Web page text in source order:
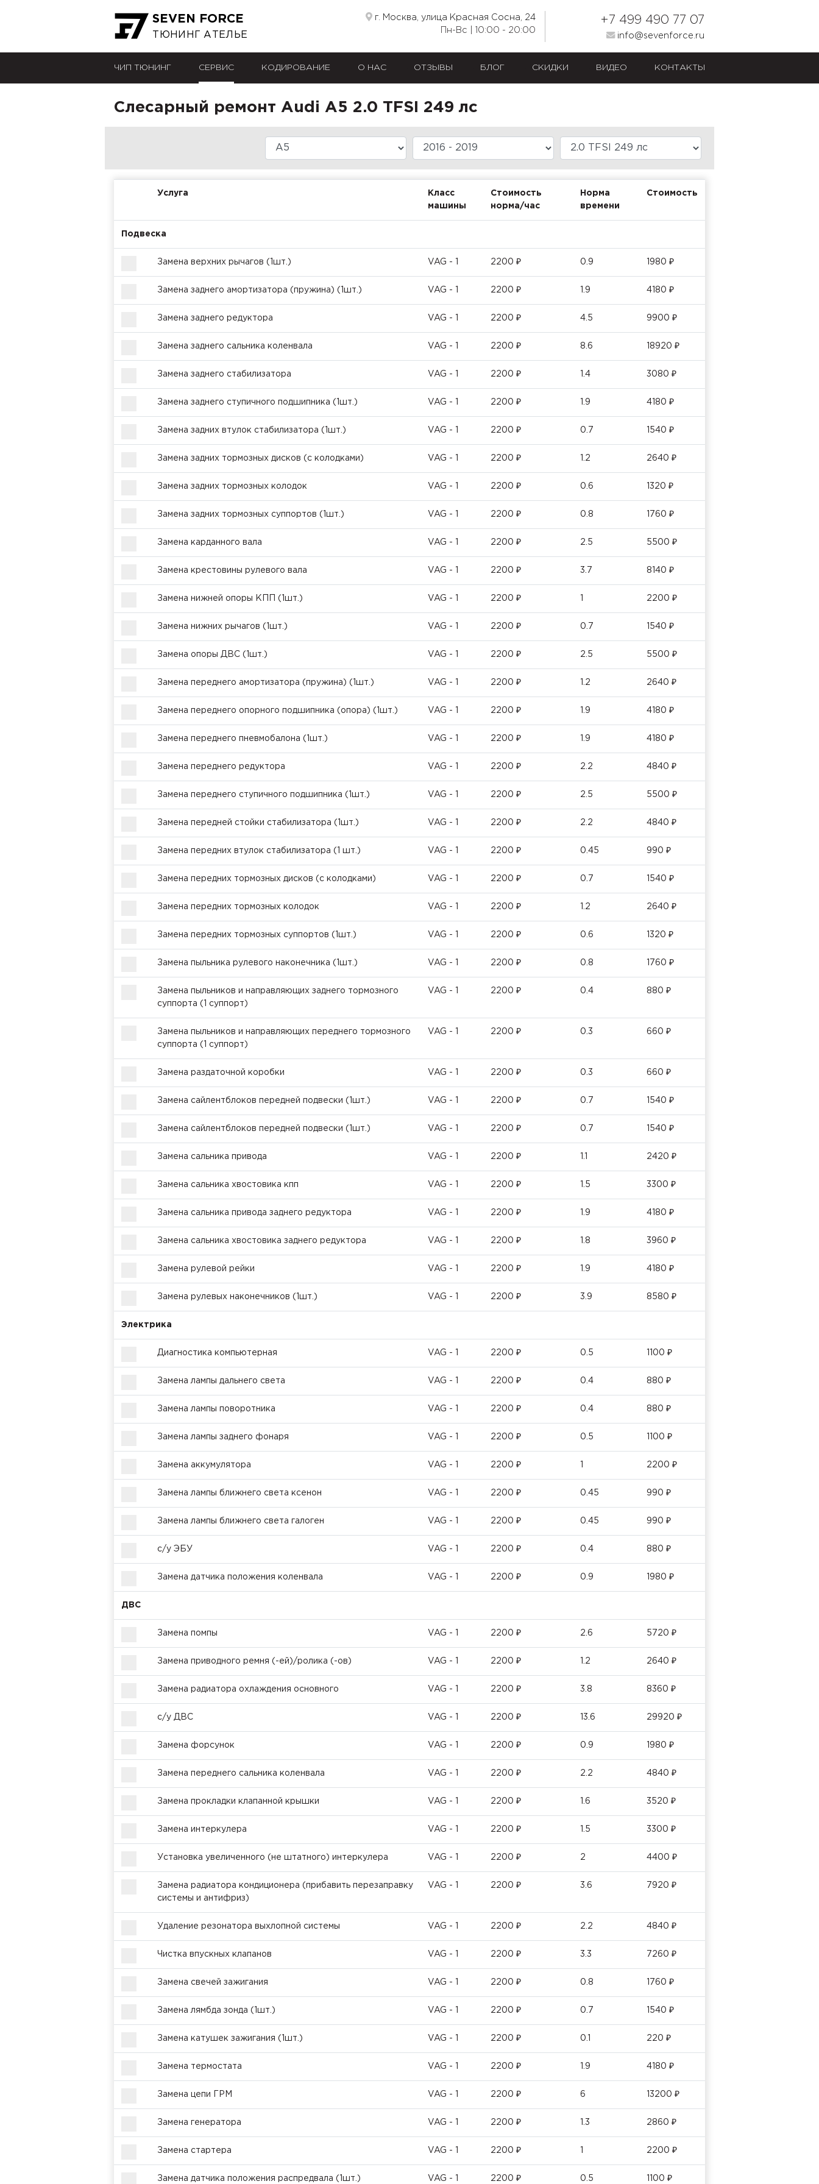
SEVEN FORCE
ТЮНИНГ АТЕЛЬЕ
г. Москва, улица Красная Сосна, 24
Пн-Вс | 10:00 - 20:00
+7 499 490 77 07
info@sevenforce.ru
ЧИП ТЮНИНГ СЕРВИС КОДИРОВАНИЕ О НАС ОТЗЫВЫ БЛОГ СКИДКИ ВИДЕО КОНТАКТЫ
Слесарный ремонт Audi A5 2.0 TFSI 249 лс
Услуга
Класс
машины
Стоимость
норма/час
Норма
времени
Стоимость
Подвеска
Замена верхних рычагов (1шт.) VAG - 1 2200 ₽ 0.9 1980 ₽
Замена заднего амортизатора (пружина) (1шт.) VAG - 1 2200 ₽ 1.9 4180 ₽
Замена заднего редуктора VAG - 1 2200 ₽ 4.5 9900 ₽
Замена заднего сальника коленвала VAG - 1 2200 ₽ 8.6 18920 ₽
Замена заднего стабилизатора VAG - 1 2200 ₽ 1.4 3080 ₽
Замена заднего ступичного подшипника (1шт.) VAG - 1 2200 ₽ 1.9 4180 ₽
Замена задних втулок стабилизатора (1шт.) VAG - 1 2200 ₽ 0.7 1540 ₽
Замена задних тормозных дисков (с колодками) VAG - 1 2200 ₽ 1.2 2640 ₽
Замена задних тормозных колодок VAG - 1 2200 ₽ 0.6 1320 ₽
Замена задних тормозных суппортов (1шт.) VAG - 1 2200 ₽ 0.8 1760 ₽
Замена карданного вала VAG - 1 2200 ₽ 2.5 5500 ₽
Замена крестовины рулевого вала VAG - 1 2200 ₽ 3.7 8140 ₽
Замена нижней опоры КПП (1шт.) VAG - 1 2200 ₽ 2200 ₽
Замена нижних рычагов (1шт.) VAG - 1 2200 ₽ 0.7 1540 ₽
Замена опоры ДВС (1шт.) VAG - 1 2200 ₽ 2.5 5500 ₽
Замена переднего амортизатора (пружина) (1шт.) VAG - 1 2200 ₽ 1.2 2640 ₽
Замена переднего опорного подшипника (опора) (1шт.) VAG - 1 2200 ₽ 1.9 4180 ₽
Замена переднего пневмобалона (1шт.) VAG - 1 2200 ₽ 1.9 4180 ₽
Замена переднего редуктора VAG - 1 2200 ₽ 2.2 4840 ₽
Замена переднего ступичного подшипника (1шт.) VAG - 1 2200 ₽ 2.5 5500 ₽
Замена передней стойки стабилизатора (1шт.) VAG - 1 2200 ₽ 2.2 4840 ₽
Замена передних втулок стабилизатора (1 шт.) VAG - 1 2200 ₽ 0.45 990 ₽
Замена передних тормозных дисков (с колодками) VAG - 1 2200 ₽ 0.7 1540 ₽
Замена передних тормозных колодок VAG - 1 2200 ₽ 1.2 2640 ₽
Замена передних тормозных суппортов (1шт.) VAG - 1 2200 ₽ 0.6 1320 ₽
Замена пыльника рулевого наконечника (1шт.) VAG - 1 2200 ₽ 0.8 1760 ₽
Замена пыльников и направляющих заднего тормозного
суппорта (1 суппорт)
VAG - 1 2200 ₽ 0.4 880 ₽
Замена пыльников и направляющих переднего тормозного
суппорта (1 суппорт)
VAG - 1 2200 ₽ 0.3 660 ₽
Замена раздаточной коробки VAG - 1 2200 ₽ 0.3 660 ₽
Замена сайлентблоков передней подвески (1шт.) VAG - 1 2200 ₽ 0.7 1540 ₽
Замена сайлентблоков передней подвески (1шт.) VAG - 1 2200 ₽ 0.7 1540 ₽
Замена сальника привода VAG - 1 2200 ₽ 2420 ₽
Замена сальника хвостовика кпп VAG - 1 2200 ₽ 1.5 3300 ₽
Замена сальника привода заднего редуктора VAG - 1 2200 ₽ 1.9 4180 ₽
Замена сальника хвостовика заднего редуктора VAG - 1 2200 ₽ 1.8 3960 ₽
Замена рулевой рейки VAG - 1 2200 ₽ 1.9 4180 ₽
Замена рулевых наконечников (1шт.) VAG - 1 2200 ₽ 3.9 8580 ₽
Электрика
Диагностика компьютерная VAG - 1 2200 ₽ 0.5 1100 ₽
Замена лампы дальнего света VAG - 1 2200 ₽ 0.4 880 ₽
Замена лампы поворотника VAG - 1 2200 ₽ 0.4 880 ₽
Замена лампы заднего фонаря VAG - 1 2200 ₽ 0.5 1100 ₽
Замена аккумулятора VAG - 1 2200 ₽ 2200 ₽
Замена лампы ближнего света ксенон VAG - 1 2200 ₽ 0.45 990 ₽
Замена лампы ближнего света галоген VAG - 1 2200 ₽ 0.45 990 ₽
с/у ЭБУ VAG - 1 2200 ₽ 0.4 880 ₽
Замена датчика положения коленвала VAG - 1 2200 ₽ 0.9 1980 ₽
ДВС
Замена помпы VAG - 1 2200 ₽ 2.6 5720 ₽
Замена приводного ремня (-ей)/ролика (-ов) VAG - 1 2200 ₽ 1.2 2640 ₽
Замена радиатора охлаждения основного VAG - 1 2200 ₽ 3.8 8360 ₽
с/у ДВС VAG - 1 2200 ₽ 13.6 29920 ₽
Замена форсунок VAG - 1 2200 ₽ 0.9 1980 ₽
Замена переднего сальника коленвала VAG - 1 2200 ₽ 2.2 4840 ₽
Замена прокладки клапанной крышки VAG - 1 2200 ₽ 1.6 3520 ₽
Замена интеркулера VAG - 1 2200 ₽ 1.5 3300 ₽
Установка увеличенного (не штатного) интеркулера VAG - 1 2200 ₽ 2 4400 ₽
Замена радиатора кондиционера (прибавить перезаправку
системы и антифриз)
VAG - 1 2200 ₽ 3.6 7920 ₽
Удаление резонатора выхлопной системы VAG - 1 2200 ₽ 2.2 4840 ₽
Чистка впускных клапанов VAG - 1 2200 ₽ 3.3 7260 ₽
Замена свечей зажигания VAG - 1 2200 ₽ 0.8 1760 ₽
Замена лямбда зонда (1шт.) VAG - 1 2200 ₽ 0.7 1540 ₽
Замена катушек зажигания (1шт.) VAG - 1 2200 ₽ 0.1 220 ₽
Замена термостата VAG - 1 2200 ₽ 1.9 4180 ₽
Замена цепи ГРМ VAG - 1 2200 ₽ 6 13200 ₽
Замена генератора VAG - 1 2200 ₽ 1.3 2860 ₽
Замена стартера VAG - 1 2200 ₽ 2200 ₽
Замена датчика положения распредвала (1шт.) VAG - 1 2200 ₽ 0.5 1100 ₽